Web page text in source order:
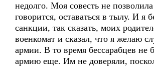
недолго. Моя совесть не
говорится, оставаться в тылу. И я
санкции, так сказать, моих
военкомат и сказал, что я желаю
армии. В то время бессарабцев не
армию еще. Им не доверяли,